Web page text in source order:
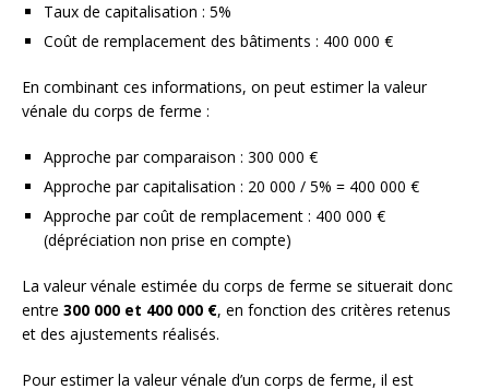
Taux de capitalisation : 5%
Coût de remplacement des bâtiments : 400 000 €
En combinant ces informations, on peut estimer la valeur
vénale du corps de ferme :
Approche par comparaison : 300 000 €
Approche par capitalisation : 20 000 / 5% = 400 000 €
Approche par coût de remplacement : 400 000 €
(dépréciation non prise en compte)
La valeur vénale estimée du corps de ferme se situerait donc
entre 300 000 et 400 000 €, en fonction des critères retenus
et des ajustements réalisés.
Pour estimer la valeur vénale d’un corps de ferme, il est